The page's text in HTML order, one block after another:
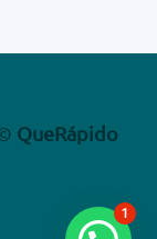
QueRápido
1